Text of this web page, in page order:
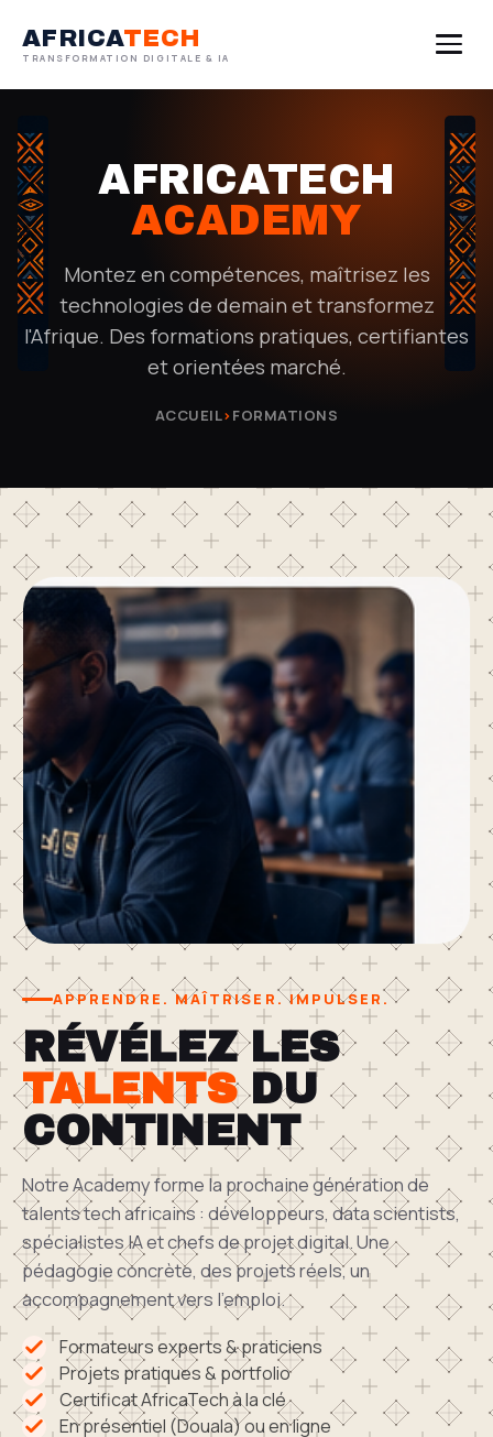
AFRICATECH
TRANSFORMATION DIGITALE & IA
À PROPOS
SERVICES
FORMATIONS
RÉALISATIONS
NOUS CONTACTER
AFRICATECH
ACADEMY
Montez en compétences, maîtrisez les
technologies de demain et transformez
l'Afrique. Des formations pratiques, certifiantes
et orientées marché.
ACCUEIL›FORMATIONS
APPRENDRE. MAÎTRISER. IMPULSER.
RÉVÉLEZ LES
TALENTSDU
CONTINENT
Notre Academy forme la prochaine génération de
talents tech africains : développeurs, data scientists,
spécialistes IA et chefs de projet digital. Une
pédagogie concrète, des projets réels, un
accompagnement vers l'emploi.
Formateurs experts & praticiens
Projets pratiques & portfolio
Certificat AfricaTech à la clé
En présentiel (Douala) ou en ligne